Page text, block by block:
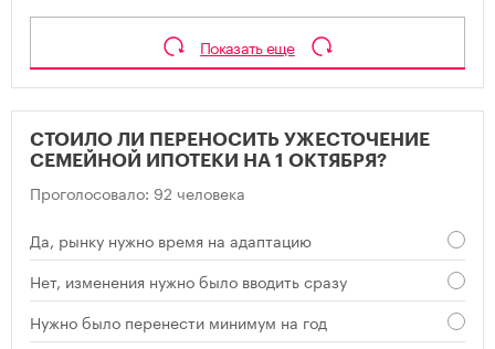
Показать еще
СТОИЛО ЛИ ПЕРЕНОСИТЬ УЖЕСТОЧЕНИЕ
СЕМЕЙНОЙ ИПОТЕКИ НА 1 ОКТЯБРЯ?
Проголосовало: 92 человека
Да, рынку нужно время на адаптацию
Нет, изменения нужно было вводить сразу
Нужно было перенести минимум на год